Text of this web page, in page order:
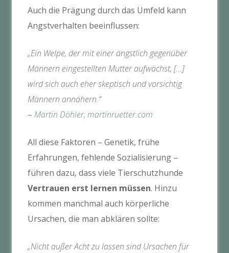
Auch die Prägung durch das Umfeld kann
Angstverhalten beeinflussen:
„Ein Welpe, der mit einer ängstlich gegenüber
Männern eingestellten Mutter aufwächst, […]
wird sich auch eher skeptisch und vorsichtig
Männern annähern.“
– Martin Döhler, martinruetter.com
All diese Faktoren – Genetik, frühe
Erfahrungen, fehlende Sozialisierung –
führen dazu, dass viele Tierschutzhunde
Vertrauen erst lernen müssen. Hinzu
kommen manchmal auch körperliche
Ursachen, die man abklären sollte:
„Nicht außer Acht zu lassen sind Ursachen für